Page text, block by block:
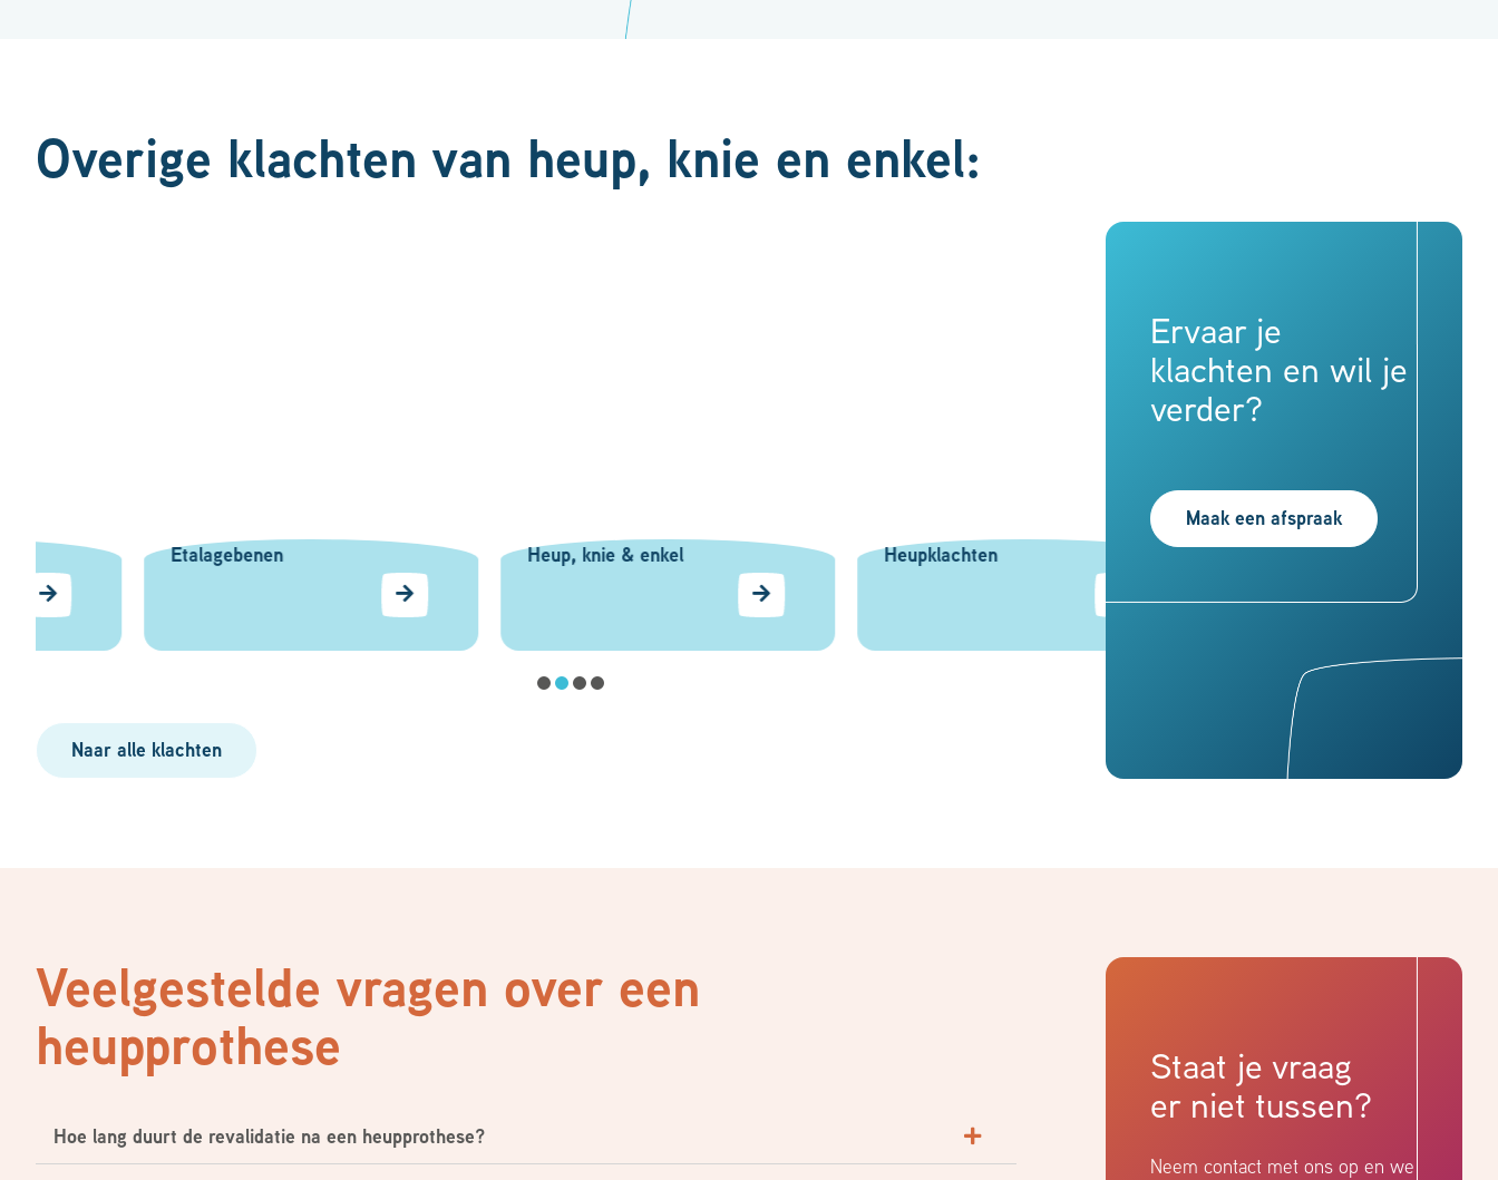
Overige klachten van heup, knie en enkel:
Heup, knie & enkel Heupklachten Knieklachten Knieprothese
Naar alle klachten
Ervaar je
klachten en wil je
verder?
Maak een afspraak
Veelgestelde vragen over een
heupprothese
Hoe lang duurt de revalidatie na een heupprothese?
Staat je vraag
er niet tussen?
Neem contact met ons op en we